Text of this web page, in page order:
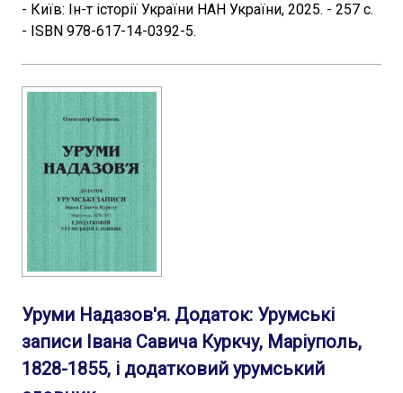
- Київ: Ін-т історії України НАН України, 2025. - 257 с.
- ISBN 978-617-14-0392-5.
Уруми Надазов'я. Додаток: Урумські
записи Івана Савича Куркчу, Маріуполь,
1828-1855, і додатковий урумський